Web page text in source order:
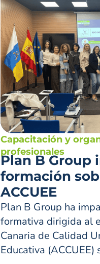
Capacitación y
profesionales
Plan B Group
formación
ACCUEE
Plan B Group ha
formativa dirigida al
Canaria de Calidad
Educativa